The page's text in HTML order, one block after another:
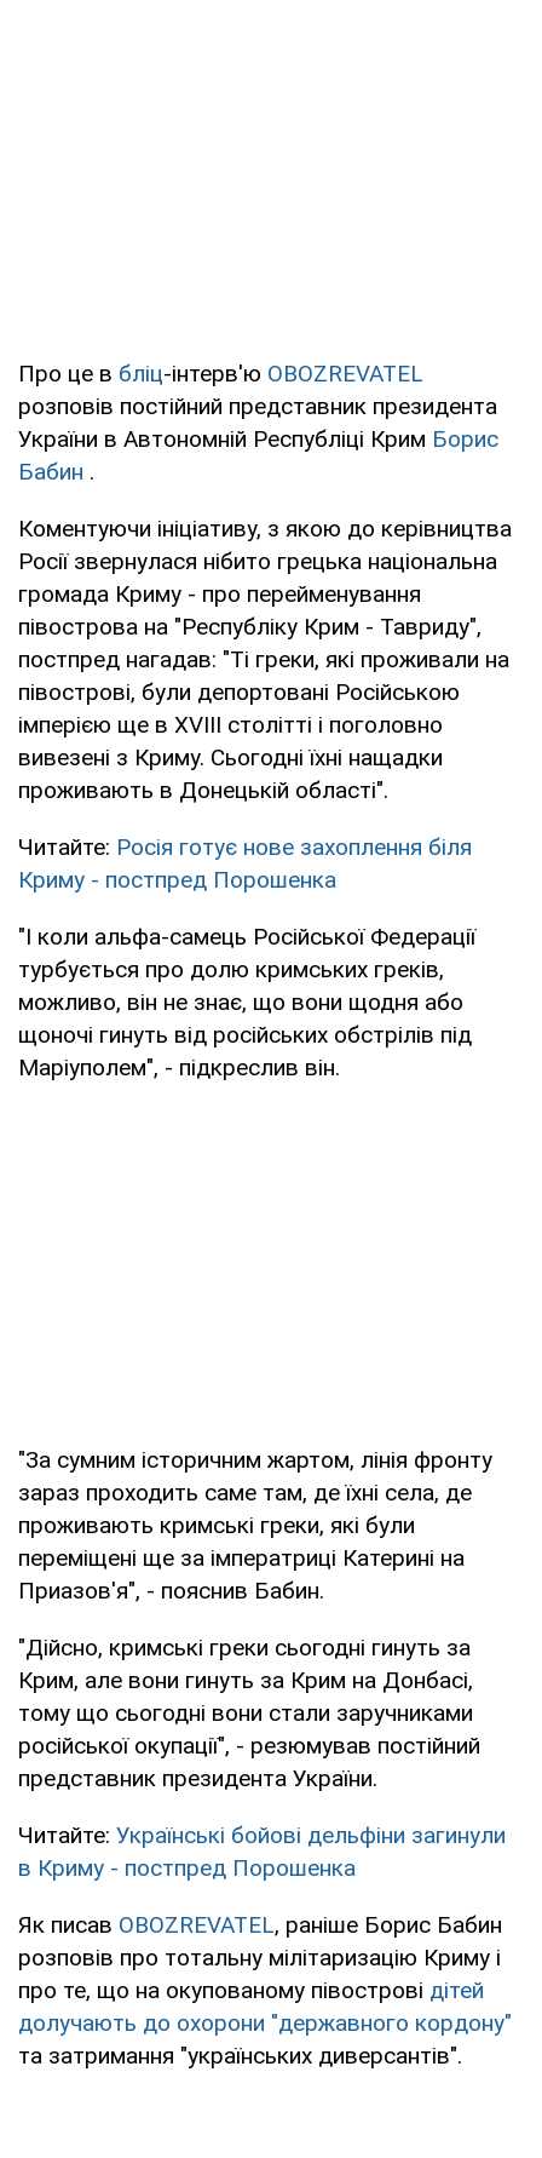
Про це в бліц-інтерв'ю OBOZREVATEL
розповів постійний представник президента
України в Автономній Республіці Крим Борис
Бабин .
Коментуючи ініціативу, з якою до керівництва
Росії звернулася нібито грецька національна
громада Криму - про перейменування
півострова на "Республіку Крим - Тавриду",
постпред нагадав: "Ті греки, які проживали на
півострові, були депортовані Російською
імперією ще в XVIII столітті і поголовно
вивезені з Криму. Сьогодні їхні нащадки
проживають в Донецькій області".
Читайте: Росія готує нове захоплення біля
Криму - постпред Порошенка
"І коли альфа-самець Російської Федерації
турбується про долю кримських греків,
можливо, він не знає, що вони щодня або
щоночі гинуть від російських обстрілів під
Маріуполем", - підкреслив він.
"За сумним історичним жартом, лінія фронту
зараз проходить саме там, де їхні села, де
проживають кримські греки, які були
переміщені ще за імператриці Катерині на
Приазов'я", - пояснив Бабин.
"Дійсно, кримські греки сьогодні гинуть за
Крим, але вони гинуть за Крим на Донбасі,
тому що сьогодні вони стали заручниками
російської окупації", - резюмував постійний
представник президента України.
Читайте: Українські бойові дельфіни загинули
в Криму - постпред Порошенка
Як писав OBOZREVATEL, раніше Борис Бабин
розповів про тотальну мілітаризацію Криму і
про те, що на окупованому півострові дітей
долучають до охорони "державного кордону"
та затримання "українських диверсантів".